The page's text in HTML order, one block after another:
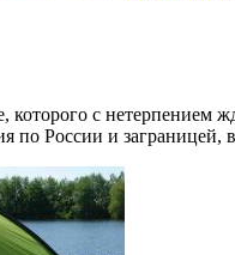
которого с нетерпением
по России и заграницей,